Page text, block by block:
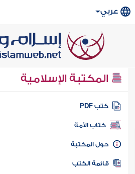
عربي
المكتبة الإسلامية
كتب PDF
كتاب الأمة
المكتبة